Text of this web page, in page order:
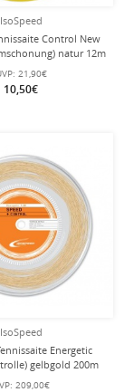
IsoSpeed
Control New
natur 12m
Set
21,90€
10,50€
IsoSpeed
Energetic
gelbgold 200m
Rolle
209,00€